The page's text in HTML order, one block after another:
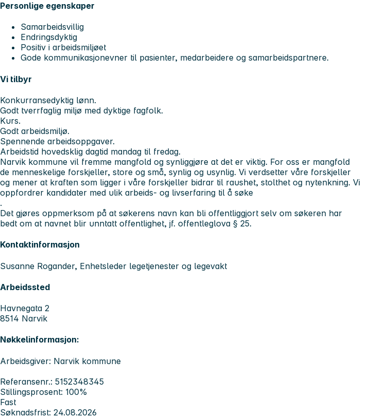
Personlige egenskaper
Samarbeidsvillig
Endringsdyktig
Positiv i arbeidsmiljøet
Gode kommunikasjonevner til pasienter, medarbeidere og samarbeidspartnere.
Vi tilbyr
Konkurransedyktig lønn.
Godt tverrfaglig miljø med dyktige fagfolk.
Kurs.
Godt arbeidsmiljø.
Spennende arbeidsoppgaver.
Arbeidstid hovedsklig dagtid mandag til fredag.
Narvik kommune vil fremme mangfold og synliggjøre at det er viktig. For oss er mangfold
de menneskelige forskjeller, store og små, synlig og usynlig. Vi verdsetter våre forskjeller
og mener at kraften som ligger i våre forskjeller bidrar til raushet, stolthet og nytenkning. Vi
oppfordrer kandidater med ulik arbeids- og livserfaring til å søke
.
Det gjøres oppmerksom på at søkerens navn kan bli offentliggjort selv om søkeren har
bedt om at navnet blir unntatt offentlighet, jf. offentleglova § 25.
Kontaktinformasjon
Susanne Rogander, Enhetsleder legetjenester og legevakt
Arbeidssted
Havnegata 2
8514 Narvik
Nøkkelinformasjon:
Arbeidsgiver: Narvik kommune
Referansenr.: 5152348345
Stillingsprosent: 100%
Fast
Søknadsfrist: 24.08.2026